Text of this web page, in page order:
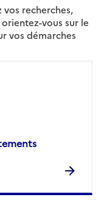
et
(APAM) -
vos recherches,
vous sur le
vos démarches